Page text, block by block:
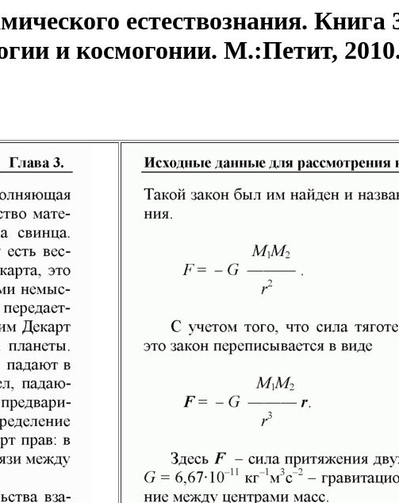
естествознания. Книга
и космогонии. М.:Петит,